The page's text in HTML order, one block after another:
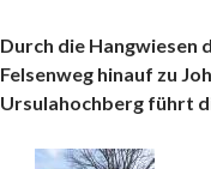
Durch die Hangwiesen
Felsenweg hinauf zu
Ursulahochberg führt